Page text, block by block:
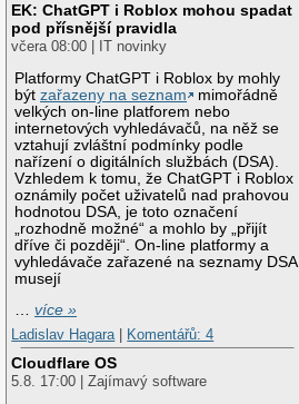
EK: ChatGPT i Roblox mohou spadat
pod přísnější pravidla
včera 08:00 | IT novinky
Platformy ChatGPT i Roblox by mohly
býtzařazeny na seznam
mimořádně
velkých on-line platforem nebo
internetových vyhledávačů, na něž se
vztahují zvláštní podmínky podle
nařízení o digitálních službách (DSA).
Vzhledem k tomu, že ChatGPT i Roblox
oznámily počet uživatelů nad prahovou
hodnotou DSA, je toto označení
„rozhodně možné“ a mohlo by „přijít
dříve či později“. On-line platformy a
vyhledávače zařazené na seznamy DSA
musejí
…více »
Ladislav Hagara
Komentářů: 4
Cloudflare OS
5.8. 17:00 | Zajímavý software